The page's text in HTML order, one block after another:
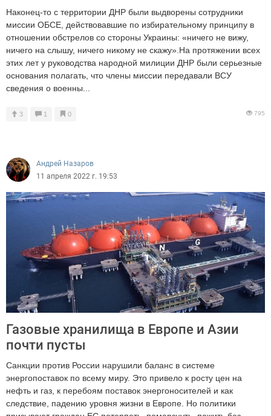
Наконец-то с территории ДНР были выдворены сотрудники
миссии ОБСЕ, действовавшие по избирательному принципу в
отношении обстрелов со стороны Украины: «ничего не вижу,
ничего на слышу, ничего никому не скажу».На протяжении всех
этих лет у руководства народной милиции ДНР были серьезные
основания полагать, что члены миссии передавали ВСУ
сведения о военны...
3 1 0 795
Андрей Назаров
11 апреля 2022 г. 19:53
Газовые хранилища в Европе и Азии
почти пусты
Санкции против России нарушили баланс в системе
энергопоставок по всему миру. Это привело к росту цен на
нефть и газ, к перебоям поставок энергоносителей и как
следствие, падению уровня жизни в Европе. Но политики